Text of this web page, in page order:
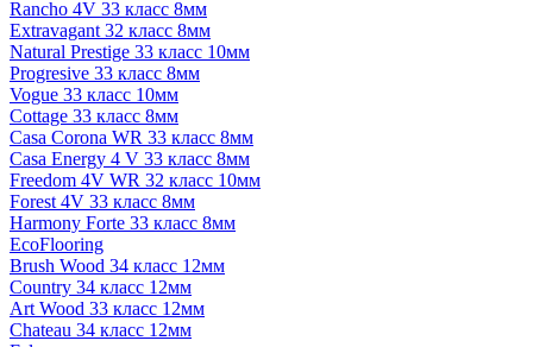
Rancho 4V 33 класс 8мм
Extravagant 32 класс 8мм
Natural Prestige 33 класс 10мм
Progresive 33 класс 8мм
Vogue 33 класс 10мм
Cottage 33 класс 8мм
Casa Corona WR 33 класс 8мм
Casa Energy 4 V 33 класс 8мм
Freedom 4V WR 32 класс 10мм
Forest 4V 33 класс 8мм
Harmony Forte 33 класс 8мм
EcoFlooring
Brush Wood 34 класс 12мм
Country 34 класс 12мм
Art Wood 33 класс 12мм
Chateau 34 класс 12мм